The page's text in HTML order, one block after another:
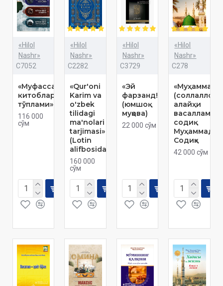
«Hilol
Nashr»
C7052
«Муфассал
китоблар
тўплами»
116 000
сўм
«Hilol
Nashr»
C2282
«Qur'oni
Karim va
o'zbek
tilidagi
ma'nolari
tarjimasi»
(Lotin
alifbosida)
160 000
сўм
«Hilol
Nashr»
C3729
«Эй
фарзанд!»
(юмшоқ
муқова)
22 000 сўм
«Hilol
Nashr»
C278
(соллаллоҳу
алайҳи
васаллам)
cодиқ
Муҳаммад
Содиқ»
42 000 сўм